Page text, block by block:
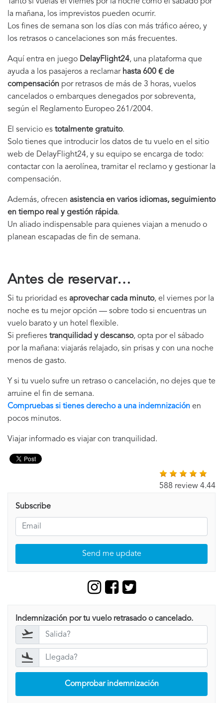
la mañana, los imprevistos pueden ocurrir.
Los fines de semana son los días con más tráfico aéreo, y
los retrasos o cancelaciones son más frecuentes.
Aquí entra en juego DelayFlight24, una plataforma que
ayuda a los pasajeros a reclamar hasta 600 € de
compensación por retrasos de más de 3 horas, vuelos
cancelados o embarques denegados por sobreventa,
según el Reglamento Europeo 261/2004.
El servicio es totalmente gratuito.
Solo tienes que introducir los datos de tu vuelo en el sitio
web de DelayFlight24, y su equipo se encarga de todo:
contactar con la aerolínea, tramitar el reclamo y gestionar la
compensación.
Además, ofrecen asistencia en varios idiomas, seguimiento
en tiempo real y gestión rápida.
Un aliado indispensable para quienes viajan a menudo o
planean escapadas de fin de semana.
Antes de reservar…
Si tu prioridad es aprovechar cada minuto, el viernes por la
noche es tu mejor opción — sobre todo si encuentras un
vuelo barato y un hotel flexible.
Si prefieres tranquilidad y descanso, opta por el sábado
por la mañana: viajarás relajado, sin prisas y con una noche
menos de gasto.
Y si tu vuelo sufre un retraso o cancelación, no dejes que te
arruine el fin de semana.
Compruebas si tienes derecho a una indemnización en
pocos minutos.
Viajar informado es viajar con tranquilidad.
588 review 4.44
Subscribe
Send me update
Indemnización por tu vuelo retrasado o cancelado.
Comprobar indemnización